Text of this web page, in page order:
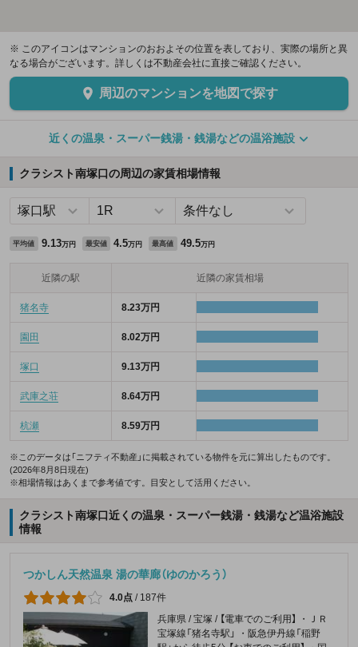
※ このアイコンはマンションのおおよその位置を表しており、実際の場所と異
なる場合がございます。詳しくは不動産会社に直接ご確認ください。
周辺のマンションを地図で探す
近くの温泉・スーパー銭湯・銭湯などの温浴施設
クラシスト南塚口の周辺の家賃相場情報
平均値 9.13万円 最安値 4.5万円 最高値 49.5万円
近隣の駅 近隣の家賃相場
猪名寺 8.23万円
園田 8.02万円
塚口 9.13万円
武庫之荘 8.64万円
杭瀬 8.59万円
※このデータは「ニフティ不動産」に掲載されている物件を元に算出したものです。
(2026年8月8日現在)
※相場情報はあくまで参考値です。目安として活用ください。
クラシスト南塚口近くの温泉・スーパー銭湯・銭湯など温浴施設
情報
つかしん天然温泉 湯の華廊（ゆのかろう）
4.0点 / 187件
兵庫県 / 宝塚 / 【電車でのご利用】 ・ＪＲ
宝塚線「猪名寺駅」 ・阪急伊丹線「稲野